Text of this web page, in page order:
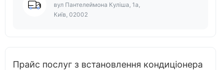
вул Пантелеймона Куліша, 1а,
Київ, 02002
Прайс послуг з встановлення кондиціонера